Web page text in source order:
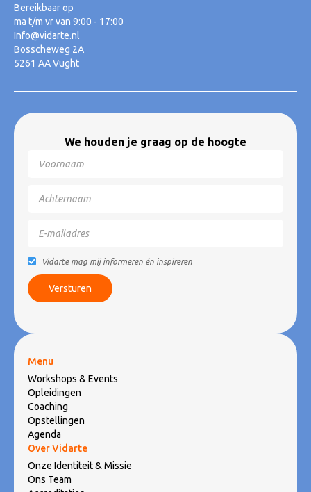
Bereikbaar op
ma t/m vr van 9:00 - 17:00
Info@vidarte.nl
Bosscheweg 2A
5261 AA Vught
We houden je graag op de hoogte
Vidarte mag mij informeren én inspireren
Menu
Workshops & Events
Opleidingen
Coaching
Opstellingen
Agenda
Over Vidarte
Onze Identiteit & Missie
Ons Team